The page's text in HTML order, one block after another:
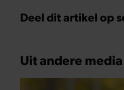
Deel dit artikel op
Uit andere media